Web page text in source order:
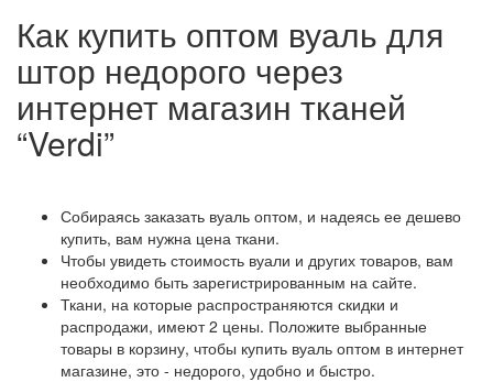
Как купить оптом вуаль для
штор недорого через
интернет магазин тканей
“Verdi”
Собираясь заказать вуаль оптом, и надеясь ее дешево
купить, вам нужна цена ткани.
Чтобы увидеть стоимость вуали и других товаров, вам
необходимо быть зарегистрированным на сайте.
Ткани, на которые распространяются скидки и
распродажи, имеют 2 цены. Положите выбранные
товары в корзину, чтобы купить вуаль оптом в интернет
магазине, это - недорого, удобно и быстро.